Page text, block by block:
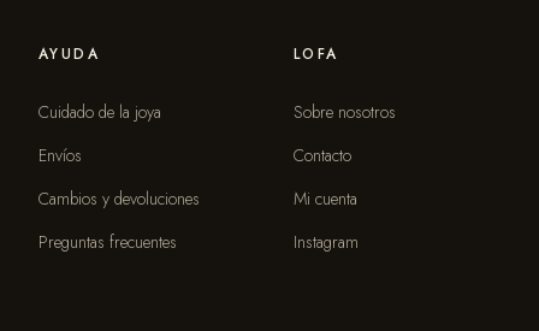
AYUDA
Cuidado de la joya
Envíos
Cambios y devoluciones
Preguntas frecuentes
LOFA
Sobre nosotros
Contacto
Mi cuenta
Instagram